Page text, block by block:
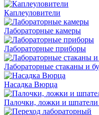
Каплеуловители
Лабораторные камеры
Лабораторные приборы
Лабораторные стаканы и
Насадка Вюрца
Палочки, ложки и шпатели